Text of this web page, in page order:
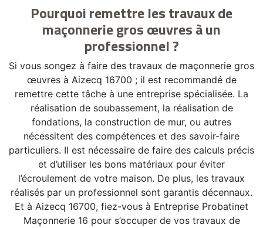
Pourquoi remettre les travaux de
maçonnerie gros œuvres à un
professionnel ?
Si vous songez à faire des travaux de maçonnerie gros
œuvres à Aizecq 16700 ; il est recommandé de
remettre cette tâche à une entreprise spécialisée. La
réalisation de soubassement, la réalisation de
fondations, la construction de mur, ou autres
nécessitent des compétences et des savoir-faire
particuliers. Il est nécessaire de faire des calculs précis
et d’utiliser les bons matériaux pour éviter
l’écroulement de votre maison. De plus, les travaux
réalisés par un professionnel sont garantis décennaux.
Et à Aizecq 16700, fiez-vous à Entreprise Probatinet
Maçonnerie 16 pour s’occuper de vos travaux de